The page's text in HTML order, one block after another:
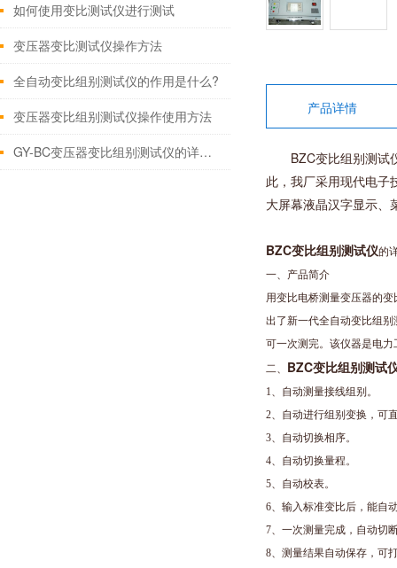
如何使用变比测试仪进行测试
变压器变比测试仪操作方法
全自动变比组别测试仪的作用是什么?
变压器变比组别测试仪操作使用方法
GY-BC变压器变比组别测试仪的详细资料
产品详情
BZC变比组别测试仪
此，我厂采用现代电子
大屏幕液晶汉字显示、
BZC变比组别测试仪的
一、产品简介
用变比电桥测量变压器的
出了新一代全自动变比组
可一次测完。该仪器是电
二、 BZC变比组别测试
1、自动测量接线组别。
2、自动进行组别变换，可
3、自动切换相序。
4、自动切换量程。
5、自动校表。
6、输入标准变比后，能自
7、一次测量完成，自动切
8、测量结果自动保存，可